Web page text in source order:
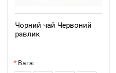
Чорний чай Червоний
равлик
Вага: